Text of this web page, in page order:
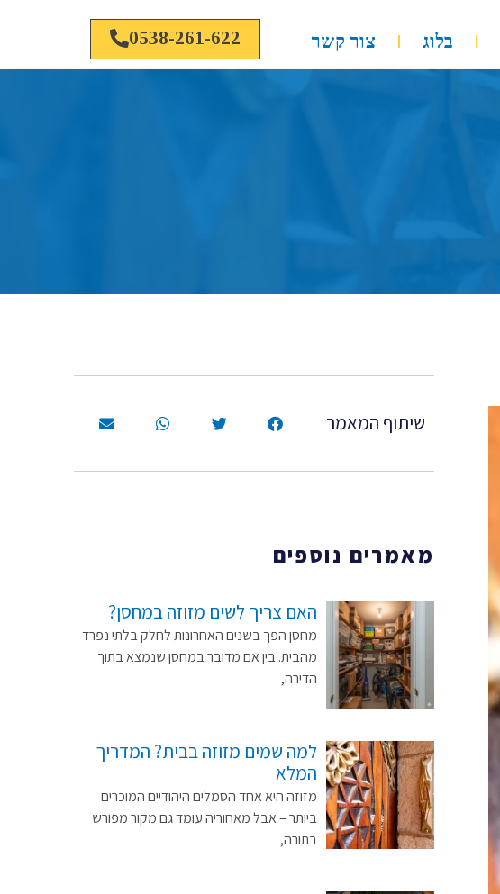
בלוג צור קשר 0538-261-622
שיתוף המאמר
מאמרים נוספים
האם צריך לשים מזוזה במחסן?
מחסן הפך בשנים האחרונות לחלק בלתי נפרד
מהבית. בין אם מדובר במחסן שנמצא בתוך
הדירה,
למה שמים מזוזה בבית? המדריך
המלא
מזוזה היא אחד הסמלים היהודיים המוכרים
ביותר – אבל מאחוריה עומד גם מקור מפורש
בתורה,